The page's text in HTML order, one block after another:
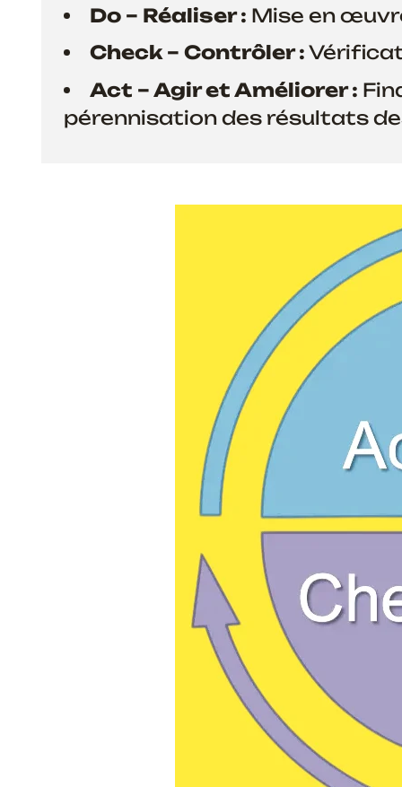
Do – Réaliser : Mise en
Check – Contrôler :
Act – Agir et Améliorer :
pérennisation des résultats